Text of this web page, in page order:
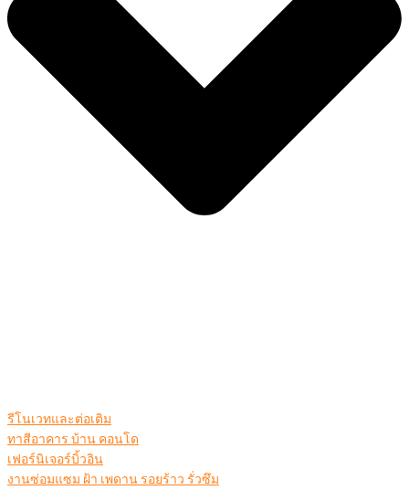
รีโนเวทและต่อเติม
ทาสีอาคาร บ้าน คอนโด
เฟอร์นิเจอร์บิ้วอิน
งานซ่อมแซม ฝ้า เพดาน รอยร้าว รั่วซึม